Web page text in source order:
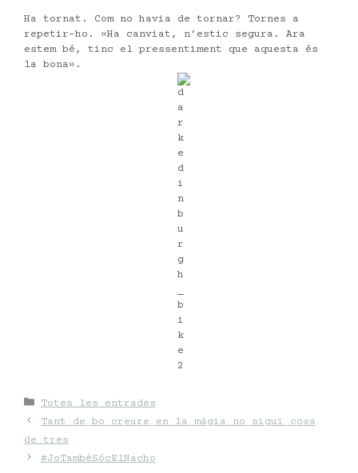
Ha tornat. Com no havia de tornar? Tornes a
repetir-ho. «Ha canviat, n’estic segura. Ara
estem bé, tinc el pressentiment que aquesta és
la bona».
Categories
Totes les entrades
Tant de bo creure en la màgia no sigui cosa
de tres
#JoTambéSócElNacho